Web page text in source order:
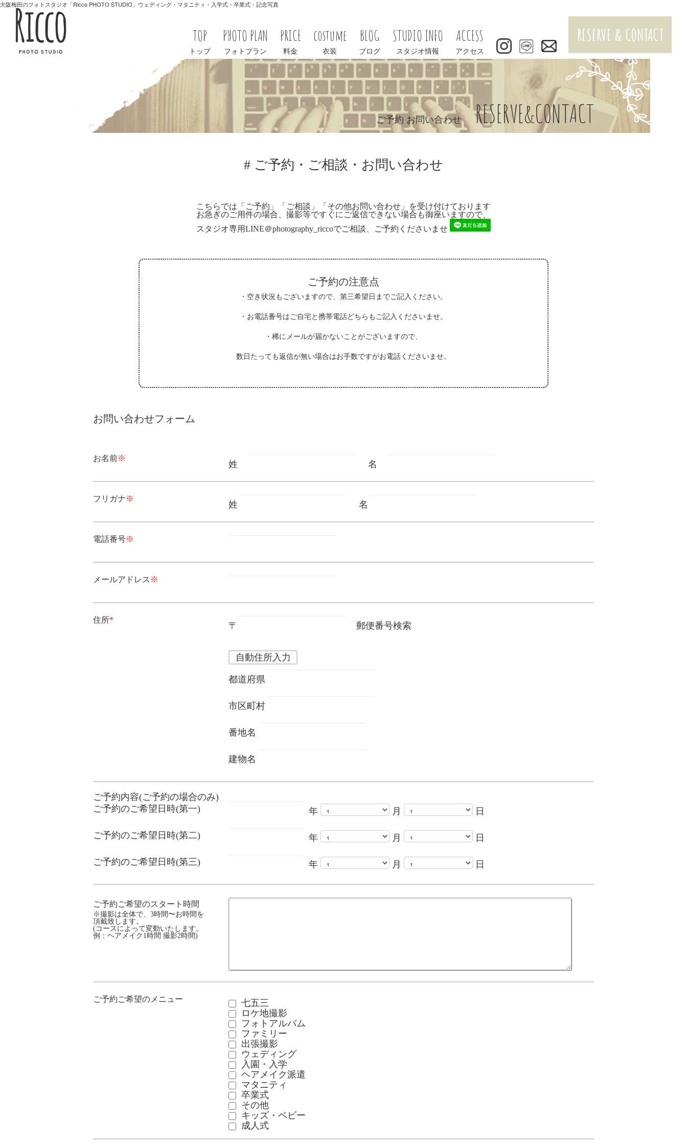
大阪梅田のフォトスタジオ「Ricco PHOTO STUDIO」ウェディング・マタニティ・入学式・卒業式・記念写真
TOP
トップ
PHOTO PLAN
フォトプラン
PRICE
料金
costume
衣装
BLOG
ブログ
STUDIO INFO
スタジオ情報
ACCESS
アクセス
RESERVE & CONTACT
ご予約 お問い合わせ RESERVE&CONTACT
# ご予約・ご相談・お問い合わせ
こちらでは「ご予約」「ご相談」「その他お問い合わせ」を受け付けております
お急ぎのご用件の場合、撮影等ですぐにご返信できない場合も御座いますので、
スタジオ専用LINE＠photography_riccoでご相談、ご予約くださいませ
ご予約の注意点
・空き状況もございますので、第三希望日までご記入ください。
・お電話番号はご自宅と携帯電話どちらもご記入くださいませ。
・稀にメールが届かないことがございますので、
数日たっても返信が無い場合はお手数ですがお電話くださいませ。
お問い合わせフォーム
お名前※
姓 名
フリガナ※
姓 名
電話番号※
メールアドレス ※
住所*
〒 郵便番号検索
自動住所入力
都道府県
市区町村
番地名
建物名
ご予約内容(ご予約の場合のみ)
ご予約のご希望日時(第一)
年 月 日
ご予約のご希望日時(第二) 年 月 日
ご予約のご希望日時(第三) 年 月 日
ご予約ご希望のスタート時間
※撮影は全体で、3時間〜お時間を
頂戴致します。
(コースによって変動いたします。
例：ヘアメイク1時間 撮影2時間)
ご予約ご希望のメニュー
七五三
ロケ地撮影
フォトアルバム
ファミリー
出張撮影
ウェディング
入園・入学
ヘアメイク派遣
マタニティ
卒業式
その他
キッズ・ベビー
成人式